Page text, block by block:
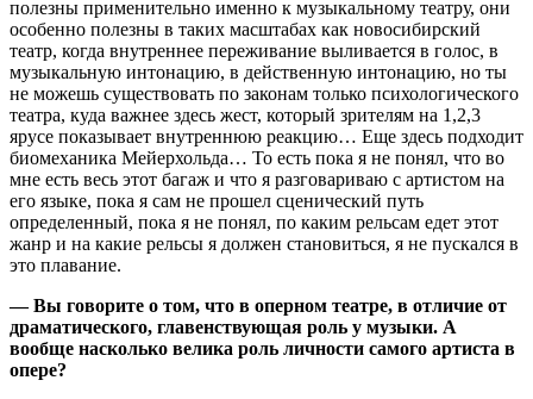
полезны применительно именно к музыкальному театру, они
особенно полезны в таких масштабах как новосибирский
театр, когда внутреннее переживание выливается в голос, в
музыкальную интонацию, в действенную интонацию, но ты
не можешь существовать по законам только психологического
театра, куда важнее здесь жест, который зрителям на 1,2,3
ярусе показывает внутреннюю реакцию… Еще здесь подходит
биомеханика Мейерхольда… То есть пока я не понял, что во
мне есть весь этот багаж и что я разговариваю с артистом на
его языке, пока я сам не прошел сценический путь
определенный, пока я не понял, по каким рельсам едет этот
жанр и на какие рельсы я должен становиться, я не пускался в
это плавание.
— Вы говорите о том, что в оперном театре, в отличие от
драматического, главенствующая роль у музыки. А
вообще насколько велика роль личности самого артиста в
опере?